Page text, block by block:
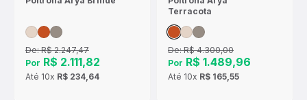
De:R$ 2.247,47
Por R$ 2.111,82
Até 10x R$ 234,64
Terracota
De:R$ 4.300,00
Por R$ 1.489,96
Até 10x R$ 165,55